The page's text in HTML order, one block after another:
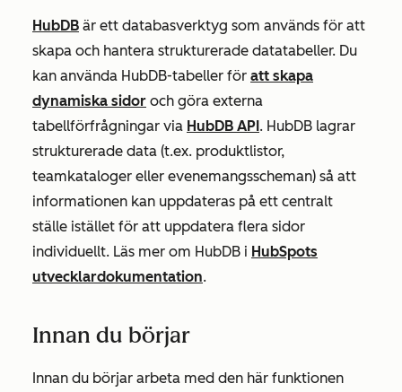
HubDB är ett databasverktyg som används för att
skapa och hantera strukturerade datatabeller. Du
kan använda HubDB-tabeller för att skapa
dynamiska sidor och göra externa
tabellförfrågningar via HubDB API. HubDB lagrar
strukturerade data (t.ex. produktlistor,
teamkataloger eller evenemangsscheman) så att
informationen kan uppdateras på ett centralt
ställe istället för att uppdatera flera sidor
individuellt. Läs mer om HubDB i HubSpots
utvecklardokumentation.
Innan du börjar
Innan du börjar arbeta med den här funktionen